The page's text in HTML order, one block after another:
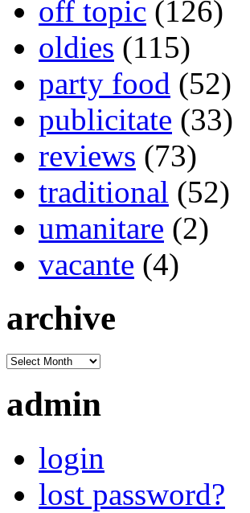
off topic (126)
oldies (115)
party food (52)
publicitate (33)
reviews (73)
traditional (52)
umanitare (2)
vacante (4)
archive
admin
login
lost password?